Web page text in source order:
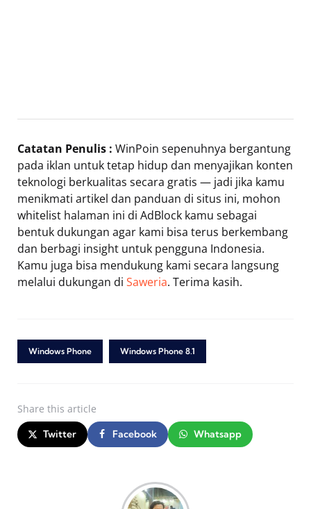
Catatan Penulis : WinPoin sepenuhnya bergantung
pada iklan untuk tetap hidup dan menyajikan konten
teknologi berkualitas secara gratis — jadi jika kamu
menikmati artikel dan panduan di situs ini, mohon
whitelist halaman ini di AdBlock kamu sebagai
bentuk dukungan agar kami bisa terus berkembang
dan berbagi insight untuk pengguna Indonesia.
Kamu juga bisa mendukung kami secara langsung
melalui dukungan di Saweria. Terima kasih.
Windows Phone Windows Phone 8.1
Share this article
Twitter Facebook Whatsapp